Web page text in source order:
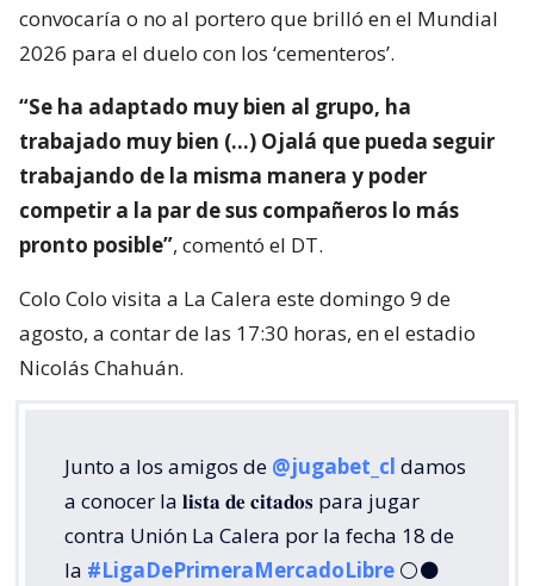
convocaría o no al portero que brilló en el Mundial
2026 para el duelo con los ‘cementeros’.
“Se ha adaptado muy bien al grupo, ha
trabajado muy bien (…) Ojalá que pueda seguir
trabajando de la misma manera y poder
competir a la par de sus compañeros lo más
pronto posible”, comentó el DT.
Colo Colo visita a La Calera este domingo 9 de
agosto, a contar de las 17:30 horas, en el estadio
Nicolás Chahuán.
Junto a los amigos de @jugabet_cl damos
a conocer la 𝐥𝐢𝐬𝐭𝐚 𝐝𝐞 𝐜𝐢𝐭𝐚𝐝𝐨𝐬 para jugar
contra Unión La Calera por la fecha 18 de
la #LigaDePrimeraMercadoLibre ⚪⚫